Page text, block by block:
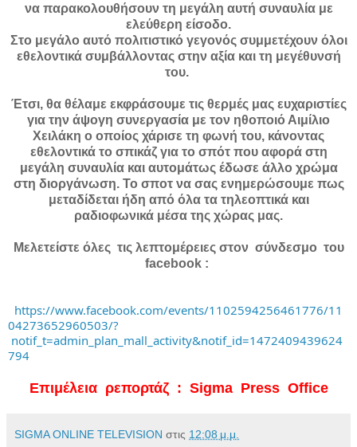
να παρακολουθήσουν τη μεγάλη αυτή συναυλία με
ελεύθερη είσοδο.
Στο μεγάλο αυτό πολιτιστικό γεγονός συμμετέχουν όλοι
εθελοντικά συμβάλλοντας στην αξία και τη μεγέθυνσή
του.
Έτσι, θα θέλαμε εκφράσουμε τις θερμές μας ευχαριστίες
για την άψογη συνεργασία με τον ηθοποιό Αιμίλιο
Χειλάκη ο οποίος χάρισε τη φωνή του, κάνοντας
εθελοντικά το σπικάζ για το σπότ που αφορά στη
μεγάλη συναυλία και αυτομάτως έδωσε άλλο χρώμα
στη διοργάνωση. Το σποτ να σας ενημερώσουμε πως
μεταδίδεται ήδη από όλα τα τηλεοπτικά και
ραδιοφωνικά μέσα της χώρας μας.
Μελετείστε όλες τις λεπτομέρειες στον σύνδεσμο του
facebook :
https://www.facebook.com/events/1102594256461776/11
04273652960503/?
notif_t=admin_plan_mall_activity&notif_id=1472409439624
794
Επιμέλεια ρεπορτάζ : Sigma Press Office
SIGMA ONLINE TELEVISION στις 12:08 μ.μ.